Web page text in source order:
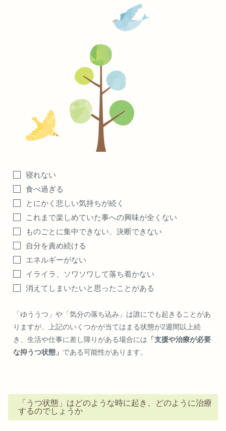
寝れない
食べ過ぎる
とにかく悲しい気持ちが続く
これまで楽しめていた事への興味が全くない
ものごとに集中できない、決断できない
自分を責め続ける
エネルギーがない
イライラ、ソワソワして落ち着かない
消えてしまいたいと思ったことがある
「ゆううつ」や「気分の落ち込み」は誰にでも起きることがあ
りますが、上記のいくつかが当てはまる状態が2週間以上続
き、生活や仕事に差し障りがある場合には 「支援や治療が必要
な抑うつ状態」 である可能性があります。
「うつ状態」はどのような時に起き、どのように治療
するのでしょうか